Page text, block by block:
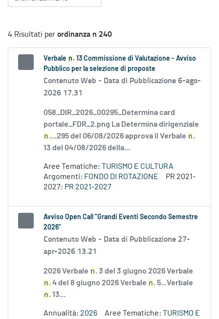
4 Risultati perordinanza n 240
Verbale n . 13 Commissione di Valutazione - Avviso
Pubblico per la selezione di proposte
Contenuto Web - Data di Pubblicazione 6-ago-
2026 17.31
058_DIR_2026_00295_Determina card
portale_FDR_2.png La Determina dirigenziale
n....295 del 06/08/2026 approva il Verbale n.
13 del 04/08/2026 della...
Aree Tematiche: TURISMO E CULTURA
Argomenti: FONDO DI ROTAZIONE
PR 2021-
2027: PR 2021-2027
Avviso Open Call “Grandi Eventi Secondo Semestre
2026”
Contenuto Web - Data di Pubblicazione 27-
apr-2026 13.21
2026 Verbale n. 3 del 3 giugno 2026 Verbale
n. 4 del 8 giugno 2026 Verbale n. 5...Verbale
n. 13...
Annualità: 2026 Aree Tematiche: TURISMO E